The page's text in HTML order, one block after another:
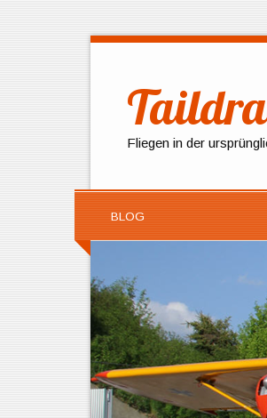
Fliegen in der
BLOG